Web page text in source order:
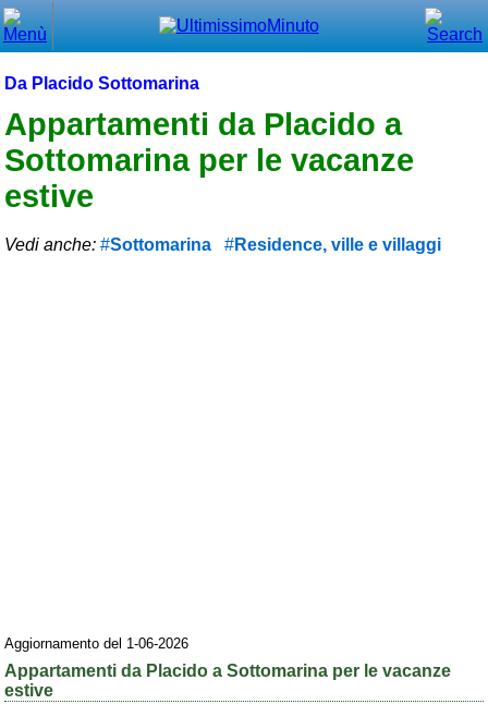
Da Placido Sottomarina
Appartamenti da Placido a
Sottomarina per le vacanze
estive
Vedi anche: Sottomarina Residence, ville e villaggi
Aggiornamento del 1-06-2026
Appartamenti da Placido a Sottomarina per le vacanze
estive
Menù principale
⌂ Home
🕐 Last Minute
🕐 First Minute
🔍 Cerca
Eventi e cose da vedere
➕ Segnala evento